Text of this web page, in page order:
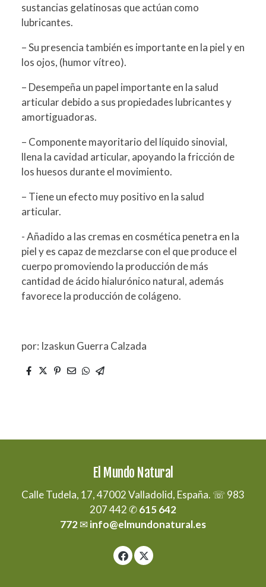
sustancias gelatinosas que actúan como
lubricantes.
– Su presencia también es importante en la piel y en
los ojos, (humor vítreo).
– Desempeña un papel importante en la salud
articular debido a sus propiedades lubricantes y
amortiguadoras.
– Componente mayoritario del líquido sinovial,
llena la cavidad articular, apoyando la fricción de
los huesos durante el movimiento.
– Tiene un efecto muy positivo en la salud
articular.
- Añadido a las cremas en cosmética penetra en la
piel y es capaz de mezclarse con el que produce el
cuerpo promoviendo la producción de más
cantidad de ácido hialurónico natural, además
favorece la producción de colágeno.
por: Izaskun Guerra Calzada
El Mundo Natural
Calle Tudela, 17, 47002 Valladolid, España. ☏ 983
207 442 ✆615 642
772✉info@elmundonatural.es